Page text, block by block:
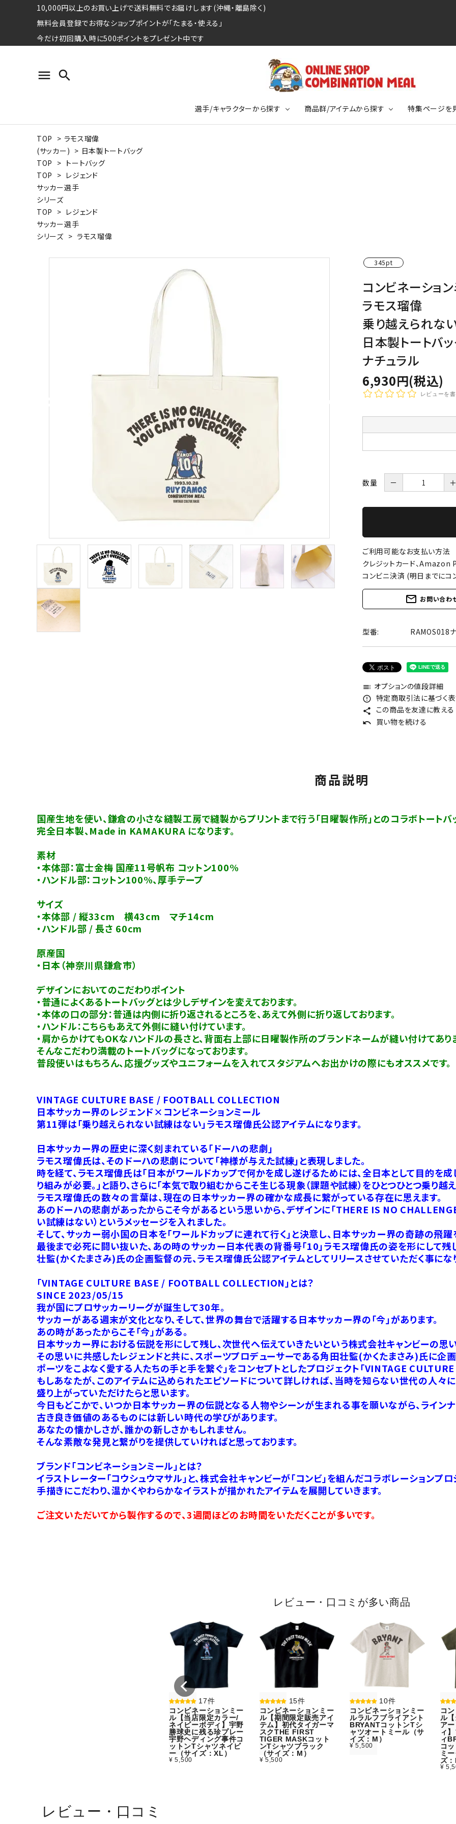
10,000円以上のお買い上げで送料無料でお届けします(沖縄・離島除く)
無料会員登録でお得なショップポイントが「たまる・使える」
今だけ初回購入時に500ポイントをプレゼント中です
menu search
選手/キャラクターから探す
プロ野球選手コレクション
日本プロサッカー選手会シリーズ
水泳競技選手コレクション
商品群/アイテムから探す
Tシャツ
パーカー
期間限定販売アイテム
特集ページを
特集ページ
ウォーレン･クロマティ
特集ページ
競走馬コレクション
TOP > ラモス瑠偉
(サッカー) > 日本製トートバッグ
TOP > トートバッグ
TOP > レジェンド
サッカー選手
シリーズ
TOP > レジェンド
サッカー選手
シリーズ > ラモス瑠偉
345pt
コンビネーショ
ラモス瑠偉
乗り越えられな
日本製トートバ
ナチュラル
6,930円(税込)
レビューを
数量 －
ご利用可能なお支払い方法
クレジットカード、
コンビニ決済 (明日までにコ
mail_outline お問い合わ
型番: RAMOS018
toc オプションの値段詳細
error_outline 特定商取引法に基づく
share この商品を友達に教える
undo 買い物を続ける
商品説明
国産生地を使い、鎌倉の小さな縫製工房で縫製からプリントまで行う「日曜製作所」とのコラボトートバ
完全日本製、Made in KAMAKURA になります。
素材
・本体部：富士金梅 国産11号帆布 コットン100%
・ハンドル部：コットン100%、厚手テープ
サイズ
・本体部 / 縦33cm 横43cm マチ14cm
・ハンドル部 / 長さ 60cm
原産国
・日本（神奈川県鎌倉市）
デザインにおいてのこだわりポイント
・普通によくあるトートバッグとは少しデザインを変えております。
・本体の口の部分：普通は内側に折り返されるところを、あえて外側に折り返しております。
・ハンドル：こちらもあえて外側に縫い付けています。
・肩からかけてもOKなハンドルの長さと、背面右上部に日曜製作所のブランドネームが縫い付けてあり
そんなこだわり満載のトートバッグになっております。
普段使いはもちろん、応援グッズやユニフォームを入れてスタジアムへお出かけの際にもオススメです。
VINTAGE CULTURE BASE / FOOTBALL COLLECTION
日本サッカー界のレジェンド×コンビネーションミール
第11弾は「乗り越えられない試練はない」ラモス瑠偉氏公認アイテムになります。
日本サッカー界の歴史に深く刻まれている「ドーハの悲劇」
ラモス瑠偉氏は、そのドーハの悲劇について「神様が与えた試練」と表現しました。
時を経て、ラモス瑠偉氏は「日本がワールドカップで何かを成し遂げるためには、全日本として目的を
り組みが必要。」と語り、さらに「本気で取り組むからこそ生じる現象（課題や試練）をひとつひとつ乗り越
ラモス瑠偉氏の数々の言葉は、現在の日本サッカー界の確かな成長に繋がっている存在に思えます。
あのドーハの悲劇があったからこそ今があるという思いから、デザインに「THERE IS NO
い試練はない）というメッセージを入れました。
そして、サッカー弱小国の日本を「ワールドカップに連れて行く」と決意し、日本サッカー界の奇跡の飛
最後まで必死に闘い抜いた、あの時のサッカー日本代表の背番号「10」ラモス瑠偉氏の姿を形にして
壮監(かくたまさみ)氏の企画監督の元、ラモス瑠偉氏公認アイテムとしてリリースさせていただく事にな
「VINTAGE CULTURE BASE / FOOTBALL COLLECTION」とは？
SINCE 2023/05/15
我が国にプロサッカーリーグが誕生して30年。
サッカーがある週末が文化となり、そして、世界の舞台で活躍する日本サッカー界の「今」があります。
あの時があったからこそ「今」がある。
日本サッカー界における伝説を形にして残し、次世代へ伝えていきたいという株式会社キャンビーの思
その思いに共感したレジェンドと共に、スポーツプロデューサーである角田壮監(かくたまさみ)氏に企画
ポーツをこよなく愛する人たちの手と手を繋ぐ」をコンセプトとしたプロジェクト「VINTAGE CULTURE
もしあなたが、このアイテムに込められたエピソードについて詳しければ、当時を知らない世代の人々
盛り上がっていただけたらと思います。
今日もどこかで、いつか日本サッカー界の伝説となる人物やシーンが生まれる事を願いながら、ラインナ
古き良き価値のあるものには新しい時代の学びがあります。
あなたの懐かしさが、誰かの新しさかもしれません。
そんな素敵な発見と繋がりを提供していければと思っております。
ブランド「コンビネーションミール」とは？
イラストレーター「コウシュウマサル」と、株式会社キャンビーが「コンビ」を組んだコラボレーションプロ
手描きにこだわり、温かくやわらかなイラストが描かれたアイテムを展開していきます。
ご注文いただいてから製作するので、3週間ほどのお時間をいただくことが多いです。
レビュー・口コミが多い商品
17件
コンビネーションミー
ル【当店限定カラー/
ネイビーボディ】宇野
勝球史に残る珍プレー
宇野ヘディング事件コ
ットンTシャツネイビ
ー（サイズ：XL）
¥ 5,500
15件
コンビネーションミー
ル【期間限定販売アイ
テム】初代タイガーマ
スクTHE FIRST
TIGER MASKコット
ンTシャツブラック
（サイズ：M）
¥ 5,500
10件
コンビネーションミー
ルラルフブライアント
BRYANTコットンTシ
ャツオートミール（サ
イズ：M）
¥ 5,500
コ
ル
ア
ィ
ィ
コ
ミ
ズ
¥
レビュー・口コミ